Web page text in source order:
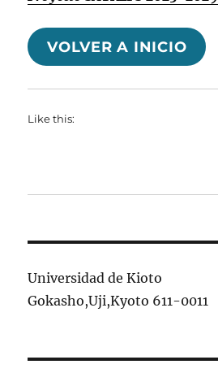
VOLVER A INICIO
Like this:
Universidad de Kioto
Gokasho,Uji,Kyoto 611-0011